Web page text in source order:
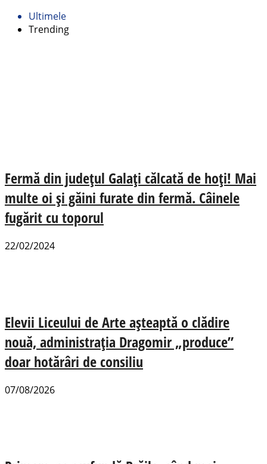
Ultimele
Trending
Fermă din județul Galaţi călcată de hoţi! Mai
multe oi și găini furate din fermă. Câinele
fugărit cu toporul
22/02/2024
Elevii Liceului de Arte așteaptă o clădire
nouă, administrația Dragomir „produce”
doar hotărâri de consiliu
07/08/2026